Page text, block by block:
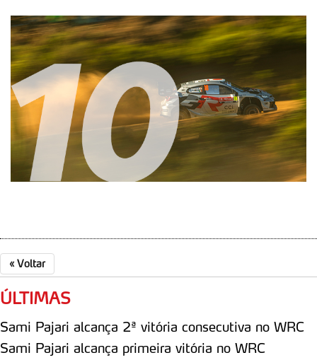
consentimento e quando tal se afigure estritamente
necessário no contexto dos serviços a prestar.
Realçamos que o bloqueio de certo tipo de Cookies e
tecnologias similares pode ter impacto na sua
experiência de navegação no Website e nos serviços
disponibilizados.
Consulte a política de cookies do site.
« Voltar
ÚLTIMAS
Sami Pajari alcança 2ª vitória consecutiva no WRC
Sami Pajari alcança primeira vitória no WRC